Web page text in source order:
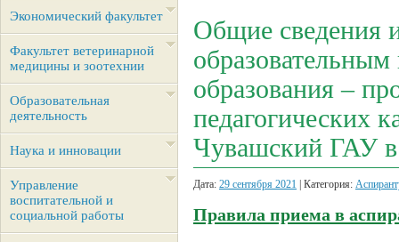
Экономический факультет
Факультет ветеринарной
медицины и зоотехнии
Образовательная
деятельность
Наука и инновации
Управление
воспитательной и
социальной работы
Общие сведения
образования –
педагогических
Чувашский ГАУ в
Дата: 29 сентября 2021 | Категория:
Правила приема в